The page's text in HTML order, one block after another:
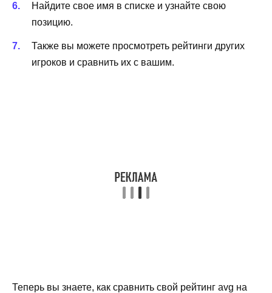
Найдите свое имя в списке и узнайте свою
позицию.
Также вы можете просмотреть рейтинги других
игроков и сравнить их с вашим.
Теперь вы знаете, как сравнить свой рейтинг avg на